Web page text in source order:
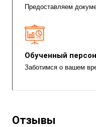
Предоставляем
Обученный
Заботимся о вашем
Отзывы